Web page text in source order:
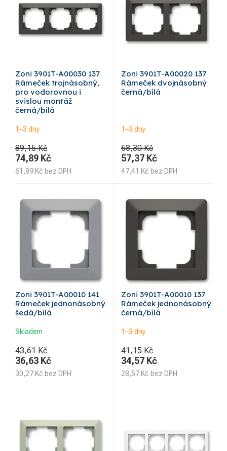
Zoni 3901T-A00030 137
Rámeček trojnásobný,
pro vodorovnou i
svislou montáž
černá/bílá
1–3 dny
89,15 Kč
74,89 Kč
61,89 Kč bez DPH
Zoni 3901T-A00020 137
Rámeček dvojnásobný
černá/bílá
1–3 dny
68,30 Kč
57,37 Kč
47,41 Kč bez DPH
Zoni 3901T-A00010 141
Rámeček jednonásobný
šedá/bílá
Skladem
43,61 Kč
36,63 Kč
30,27 Kč bez DPH
Zoni 3901T-A00010 137
Rámeček jednonásobný
černá/bílá
1–3 dny
41,15 Kč
34,57 Kč
28,57 Kč bez DPH